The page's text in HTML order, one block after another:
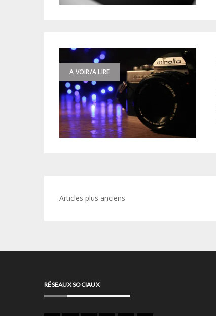
A VOIR/A LIRE
Navigation
Articles plus anciens
RÉSEAUX SOCIAUX